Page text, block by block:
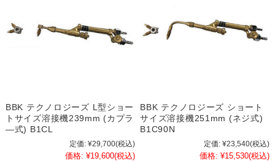
BBK テクノロジーズ L型ショー
トサイズ溶接機239mm (カプラ
―式) B1CL
定価: ¥29,700(税込)
価格: ¥19,600(税込)
BBK テクノロジーズ ショート
サイズ溶接機251mm (ネジ式)
B1C90N
定価: ¥23,540(税込)
価格: ¥15,530(税込)